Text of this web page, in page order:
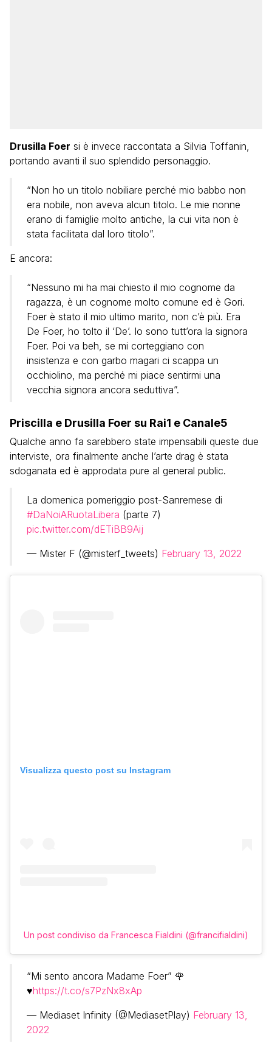
Drusilla Foer si è invece raccontata a Silvia Toffanin,
portando avanti il suo splendido personaggio.
“Non ho un titolo nobiliare perché mio babbo non
era nobile, non aveva alcun titolo. Le mie nonne
erano di famiglie molto antiche, la cui vita non è
stata facilitata dal loro titolo”.
E ancora:
“Nessuno mi ha mai chiesto il mio cognome da
ragazza, è un cognome molto comune ed è Gori.
Foer è stato il mio ultimo marito, non c’è più. Era
De Foer, ho tolto il ‘De’. Io sono tutt’ora la signora
Foer. Poi va beh, se mi corteggiano con
insistenza e con garbo magari ci scappa un
occhiolino, ma perché mi piace sentirmi una
vecchia signora ancora seduttiva”.
Priscilla e Drusilla Foer su Rai1 e Canale5
Qualche anno fa sarebbero state impensabili queste due
interviste, ora finalmente anche l’arte drag è stata
sdoganata ed è approdata pure al general public.
La domenica pomeriggio post-Sanremese di
#DaNoiARuotaLibera (parte 7)
pic.twitter.com/dETiBB9Aij
— Mister F (@misterf_tweets) February 13, 2022
Visualizza questo post su Instagram
Un post condiviso da Francesca Fialdini (@francifialdini)
“Mi sento ancora Madame Foer” 🌹
♥️https://t.co/s7PzNx8xAp
— Mediaset Infinity (@MediasetPlay) February 13,
2022